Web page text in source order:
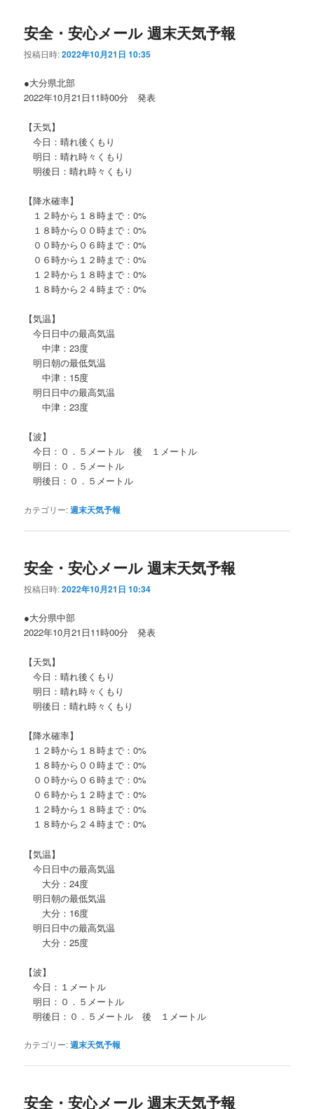
安全・安心メール 週末天気予報
投稿日時:2022年10月21日 10:35
●大分県北部
2022年10月21日11時00分 発表
【天気】
今日：晴れ後くもり
明日：晴れ時々くもり
明後日：晴れ時々くもり
【降水確率】
１２時から１８時まで：0%
１８時から００時まで：0%
００時から０６時まで：0%
０６時から１２時まで：0%
１２時から１８時まで：0%
１８時から２４時まで：0%
【気温】
今日日中の最高気温
中津：23度
明日朝の最低気温
中津：15度
明日日中の最高気温
中津：23度
【波】
今日：０．５メートル 後 １メートル
明日：０．５メートル
明後日：０．５メートル
カテゴリー:週末天気予報
安全・安心メール 週末天気予報
投稿日時:2022年10月21日 10:34
●大分県中部
2022年10月21日11時00分 発表
【天気】
今日：晴れ後くもり
明日：晴れ時々くもり
明後日：晴れ時々くもり
【降水確率】
１２時から１８時まで：0%
１８時から００時まで：0%
００時から０６時まで：0%
０６時から１２時まで：0%
１２時から１８時まで：0%
１８時から２４時まで：0%
【気温】
今日日中の最高気温
大分：24度
明日朝の最低気温
大分：16度
明日日中の最高気温
大分：25度
【波】
今日：１メートル
明日：０．５メートル
明後日：０．５メートル 後 １メートル
カテゴリー:週末天気予報
安全・安心メール 週末天気予報